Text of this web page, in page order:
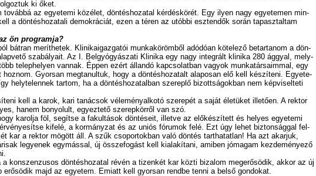
ki őket.
to­váb­bá az egye­te­mi köz­élet, dön­tés­ho­za­tal kér­dés­kö­rét. Egy ilyen nagy egye­te­men min­
a dön­tés­ho­za­ta­li de­mok­rá­ci­át, ezen a té­ren az utób­bi esz­ten­dők so­rán ta­pasz­tal­tam
ön prog­ram­ja?
bát­ran me­rít­he­tek. Kli­ni­ka­igaz­ga­tói mun­ka­kö­röm­ből adó­dó­an kö­te­le­ző be­tar­ta­nom a dön­
sza­bá­lya­it. Az I. Bel­gyó­gyá­sza­ti Kli­ni­ka egy nagy in­teg­rált kli­ni­ka 280 ággyal, mely­
te­lep­he­lyen van­nak. Ép­pen ezért ál­lan­dó kap­cso­lat­ban va­gyok mun­ka­tár­sa­im­mal, egy
hoz­nom. Gyor­san meg­ta­nul­tuk, hogy a dön­tés­ho­za­talt ala­po­san elő kell ké­szí­te­ni. Egye­te­
hely­te­len­nek tar­tom, ha a dön­tés­ho­za­tal­ban sze­rep­lő bi­zott­sá­gok­ban nem kép­vi­sel­te­ti
kell a ka­rok, ka­ri ta­ná­csok vé­le­mény­al­ko­tó sze­re­pét a sa­ját éle­tü­ket il­le­tő­en. A rek­tor
ha­nem bo­nyo­lult, egyez­te­tő sze­rep­kör­ről van szó.
ka­rol­ja föl, se­gít­se a fa­kul­tá­sok dön­té­se­it, il­let­ve az elő­ké­szí­tett és he­lyes egye­te­mi
ki­fe­lé, a kor­mány­zat és az uni­ós fó­ru­mok felé. Ezt úgy le­het biz­ton­ság­gal fel­
kar a rek­tor mö­gött áll. A szűk cso­por­tok­ban va­ló dön­tés tart­ha­tat­lan! Ha azt akar­juk,
le­gye­nek egy­más­sal, új ös­­sze­fo­gást kell ki­ala­kí­ta­ni, ami­ben jó­ma­gam kez­de­mé­nye­ző
a kon­szen­zu­sos dön­tés­ho­za­tal ré­vén a ti­zen­két kar köz­ti bi­za­lom meg­erő­sö­dik, ak­kor az új
erő­sö­dik majd az egye­tem. Emi­att kell gyor­san rend­be ten­ni a bel­ső gon­do­kat.